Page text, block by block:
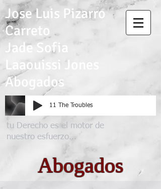
Jose Luis Pizarro
Carreto
Jade Sofia
Laaouissi Jones
Abogados
11 The Troubles
tu Derecho es el motor de
nuestro esfuerzo...
Abogados